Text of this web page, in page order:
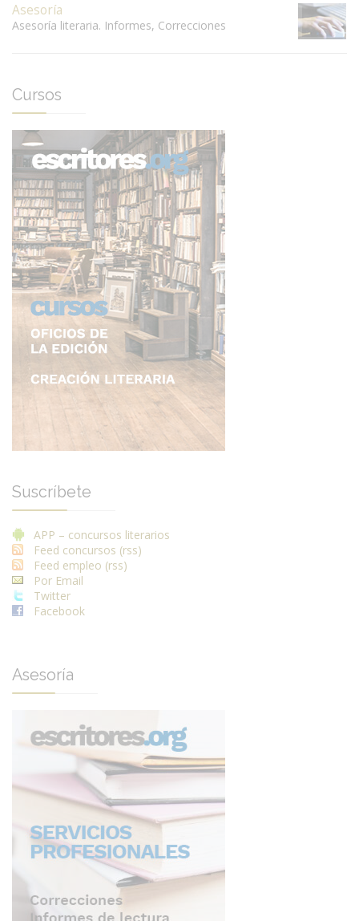
Asesoría
Asesoría literaria. Informes, Correcciones
Cursos
Suscríbete
APP – concursos literarios
Feed concursos (rss)
Feed empleo (rss)
Por Email
Twitter
Facebook
Asesoría